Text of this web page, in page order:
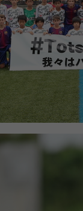
わかりやすい質問に